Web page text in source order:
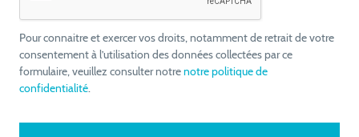
Pour connaitre et exercer vos droits, notamment de retrait de votre
consentement à l’utilisation des données collectées par ce
formulaire, veuillez consulter notrenotre politique de
confidentialité.